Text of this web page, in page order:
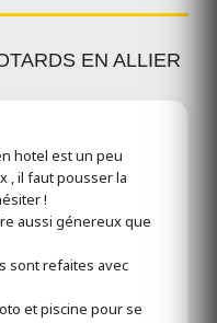
NANOU
03250
ressourçante en
EN ALLIER
hotel est un peu
, il faut pousser la
!
aussi génereux que
sont refaites avec
et piscine pour se